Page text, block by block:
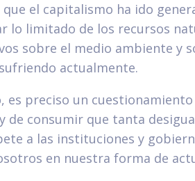
el capitalismo ha ido
lo limitado de los recursos
sobre el medio ambiente y
actualmente.
es preciso un
de consumir que tanta
a las instituciones y
en nuestra forma de